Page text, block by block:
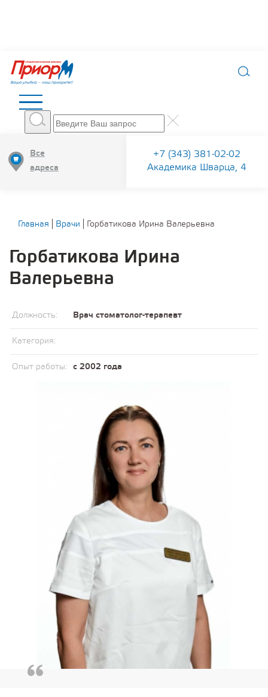
Все
адреса
+7 (343) 381-02-02
Академика Шварца, 4
Главная Врачи Горбатикова Ирина Валерьевна
Горбатикова Ирина
Валерьевна
Должность: Врач стоматолог-терапевт
Категория:
Опыт работы: с 2002 года